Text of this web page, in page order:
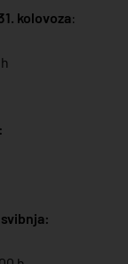
kolovoza: